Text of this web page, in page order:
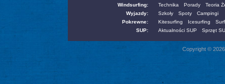
Windsurfing:
Technika Porady
Teoria
Wyjazdy:
Szkoły Spoty
Campingi
Pokrewne:
Kitesurfing Icesurfing
SUP:
Aktualności SUP Sprzęt
Copyright ©